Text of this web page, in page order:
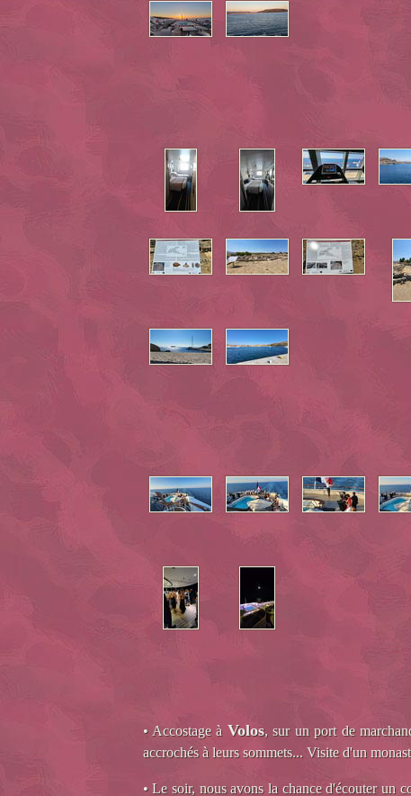
• Accostage à Volos, sur un port de
accrochés à leurs sommets... Visite d'un
• Le soir, nous avons la chance d'écouter un